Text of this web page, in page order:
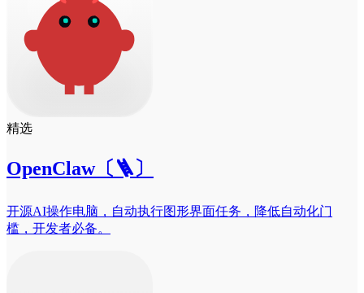
精选
OpenClaw〔🪜〕
开源AI操作电脑，自动执行图形界面任务，降低自动化门
槛，开发者必备。